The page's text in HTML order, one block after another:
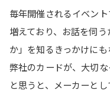
毎年開催されるイベン
増えており、お話を伺
か」を知るきっかけにも
弊社のカードが、大切
と思うと、メーカーとし